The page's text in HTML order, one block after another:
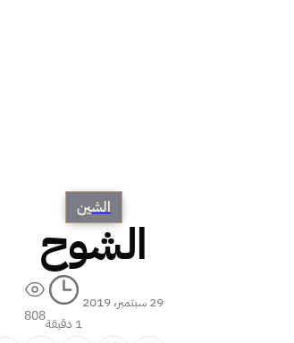
الشين
الشوح
29 سبتمبر، 2019
1 دقيقة
808